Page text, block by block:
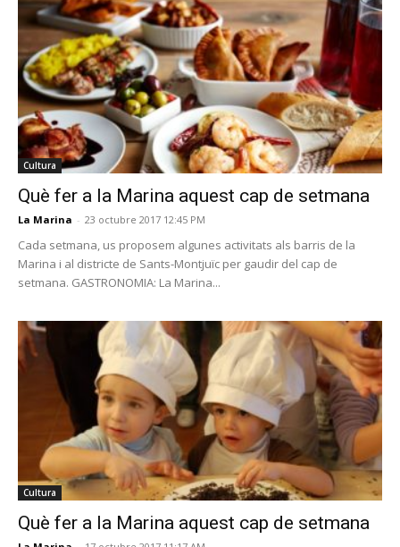
Cultura
Què fer a la Marina aquest cap de setmana
La Marina - 23 octubre 2017 12:45 PM
Cada setmana, us proposem algunes activitats als barris de la
Marina i al districte de Sants-Montjuïc per gaudir del cap de
setmana. GASTRONOMIA: La Marina...
Cultura
Què fer a la Marina aquest cap de setmana